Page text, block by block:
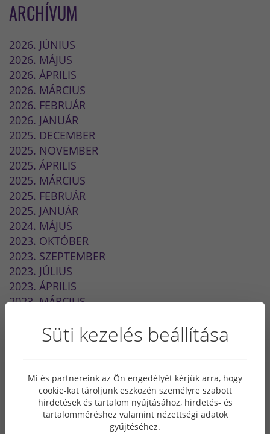
ARCHÍVUM
2026. JÚNIUS
2026. MÁJUS
2026. ÁPRILIS
2026. MÁRCIUS
2026. FEBRUÁR
2026. JANUÁR
2025. DECEMBER
2025. NOVEMBER
2025. ÁPRILIS
2025. MÁRCIUS
2025. FEBRUÁR
2025. JANUÁR
2024. MÁJUS
2023. OKTÓBER
2023. SZEPTEMBER
2023. JÚLIUS
2023. ÁPRILIS
2023. MÁRCIUS
2022. SZEPTEMBER
2022. JÚLIUS
2022. MÁRCIUS
2022. FEBRUÁR
2021. DECEMBER
2021. NOVEMBER
Süti kezelés beállítása
Mi és partnereink az Ön engedélyét kérjük arra, hogy
cookie-kat tároljunk eszközén személyre szabott
hirdetések és tartalom nyújtásához, hirdetés- és
tartalomméréshez valamint nézettségi adatok
gyűjtéséhez.